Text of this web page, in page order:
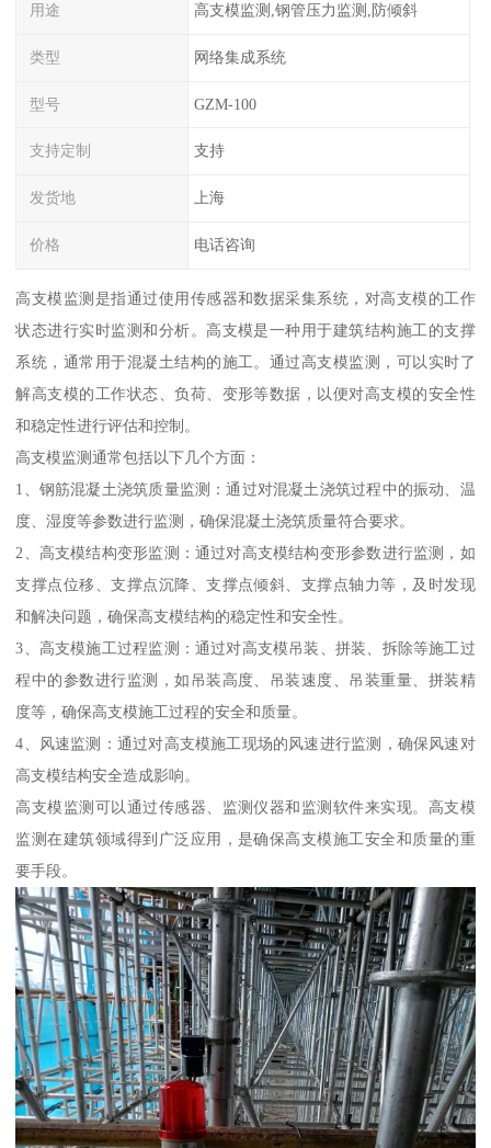
用途 高支模监测,钢管压力监测,防倾斜
类型 网络集成系统
型号 GZM-100
支持定制 支持
发货地 上海
价格 电话咨询
高支模监测是指通过使用传感器和数据采集系统，对高支模的工作
状态进行实时监测和分析。高支模是一种用于建筑结构施工的支撑
系统，通常用于混凝土结构的施工。通过高支模监测，可以实时了
解高支模的工作状态、负荷、变形等数据，以便对高支模的安全性
和稳定性进行评估和控制。
高支模监测通常包括以下几个方面：
1、钢筋混凝土浇筑质量监测：通过对混凝土浇筑过程中的振动、温
度、湿度等参数进行监测，确保混凝土浇筑质量符合要求。
2、高支模结构变形监测：通过对高支模结构变形参数进行监测，如
支撑点位移、支撑点沉降、支撑点倾斜、支撑点轴力等，及时发现
和解决问题，确保高支模结构的稳定性和安全性。
3、高支模施工过程监测：通过对高支模吊装、拼装、拆除等施工过
程中的参数进行监测，如吊装高度、吊装速度、吊装重量、拼装精
度等，确保高支模施工过程的安全和质量。
4、风速监测：通过对高支模施工现场的风速进行监测，确保风速对
高支模结构安全造成影响。
高支模监测可以通过传感器、监测仪器和监测软件来实现。高支模
监测在建筑领域得到广泛应用，是确保高支模施工安全和质量的重
要手段。